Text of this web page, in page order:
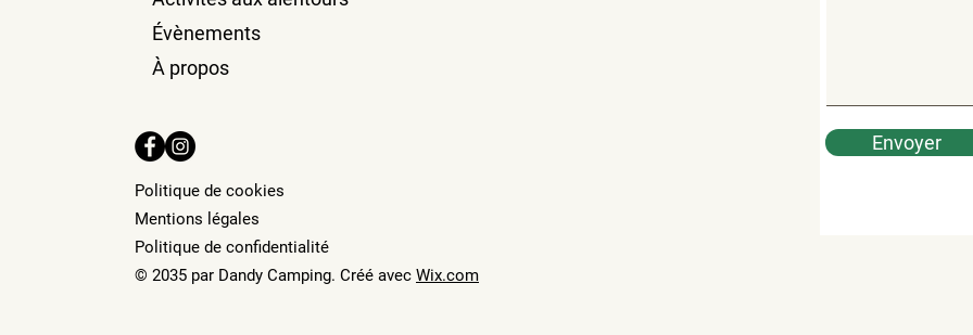
Évènements
À propos
Politique de cookies
Mentions légales
Politique de confidentialité
© 2035 par Dandy Camping. Créé avec Wix.com
Envoyer